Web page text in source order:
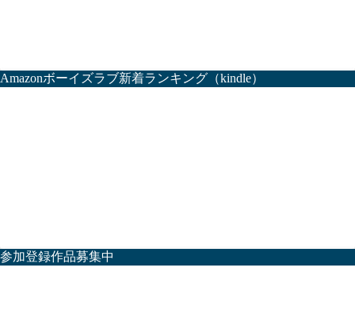
Amazonボーイズラブ新着ランキング（kindle）
参加登録作品募集中